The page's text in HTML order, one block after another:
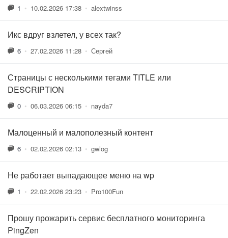
1 • 10.02.2026 17:38 • alextwinss
Икс вдруг взлетел, у всех так?
6 • 27.02.2026 11:28 • Сергей
Страницы с несколькими тегами TITLE или
DESCRIPTION
0 • 06.03.2026 06:15 • nayda7
Малоценный и малополезный контент
6 • 02.02.2026 02:13 • gwlog
Не работает выпадающее меню на wp
1 • 22.02.2026 23:23 • Pro100Fun
Прошу прожарить сервис бесплатного мониторинга
PingZen